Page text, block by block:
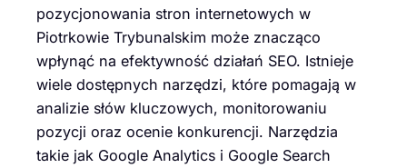
pozycjonowania stron internetowych w
Piotrkowie Trybunalskim może znacząco
wpłynąć na efektywność działań SEO. Istnieje
wiele dostępnych narzędzi, które pomagają w
analizie słów kluczowych, monitorowaniu
pozycji oraz ocenie konkurencji. Narzędzia
takie jak Google Analytics i Google Search